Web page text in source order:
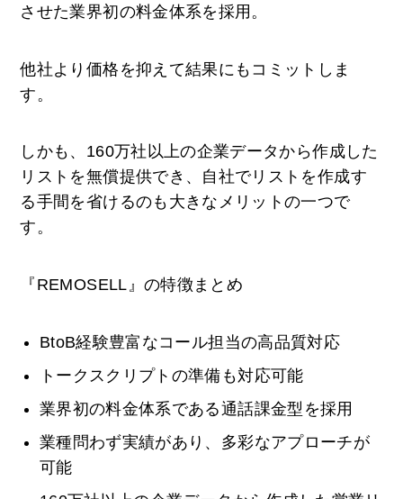
させた業界初の料金体系を採用。
他社より価格を抑えて結果にもコミットしま
す。
しかも、160万社以上の企業データから作成した
リストを無償提供でき、自社でリストを作成す
る手間を省けるのも大きなメリットの一つで
す。
『REMOSELL』の特徴まとめ
BtoB経験豊富なコール担当の高品質対応
トークスクリプトの準備も対応可能
業界初の料金体系である通話課金型を採用
業種問わず実績があり、多彩なアプローチが
可能